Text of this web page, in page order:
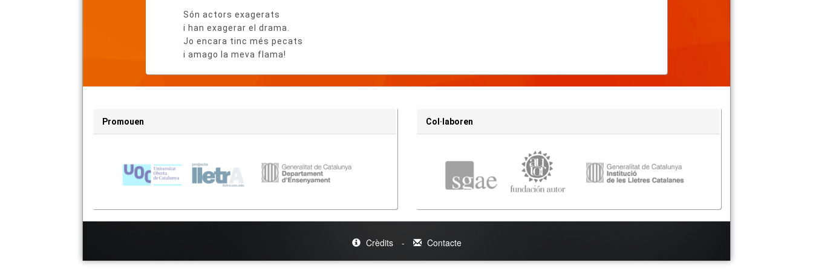
Són actors exagerats
i han exagerar el drama.
Jo encara tinc més pecats
i amago la meva flama!
Promouen Col·laboren
Crèdits - Contacte